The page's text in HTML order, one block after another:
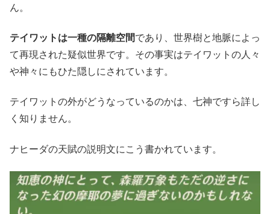
ん。
テイワットは一種の隔離空間であり、世界樹と地脈によっ
て再現された疑似世界です。その事実はテイワットの人々
や神々にもひた隠しにされています。
テイワットの外がどうなっているのかは、七神ですら詳し
く知りません。
ナヒーダの天賦の説明文にこう書かれています。